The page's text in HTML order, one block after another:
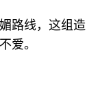
路线，这组造
爱。